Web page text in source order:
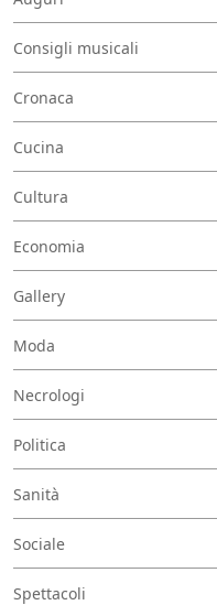
Consigli musicali
Cronaca
Cucina
Cultura
Economia
Gallery
Moda
Necrologi
Politica
Sanità
Sociale
Spettacoli